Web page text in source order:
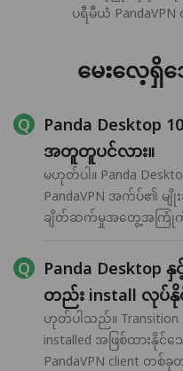
ပရီမီယံ
မေးလေ့ရှိသ
Panda Desktop
အတူတူပင်လား။
မဟုတ်ပါ။ Panda
PandaVPN အက်ပ်၏ မ
ချိတ်ဆက်မှုအတွေ့အကြုံကို
Panda Desktop
တည်း install လုပ်နို
ဟုတ်ပါသည်။
installed အဖြစ်ထားနို
PandaVPN client တစ်